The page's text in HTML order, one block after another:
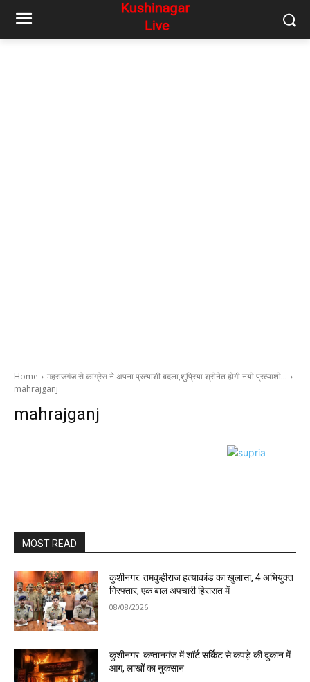
Home
महराजगंज से कांग्रेस ने अपना प्रत्याशी बदला,शुप्रिया श्रीनेत होगी नयी प्रत्याशी…
mahrajganj
mahrajganj
MOST READ
कुशीनगर: तमकुहीराज हत्याकांड का खुलासा, 4 अभियुक्त
गिरफ्तार, एक बाल अपचारी हिरासत में
08/08/2026
कुशीनगर: कप्तानगंज में शॉर्ट सर्किट से कपड़े की दुकान में
आग, लाखों का नुकसान